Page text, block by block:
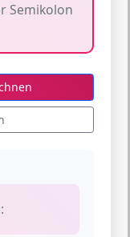
Semikolon